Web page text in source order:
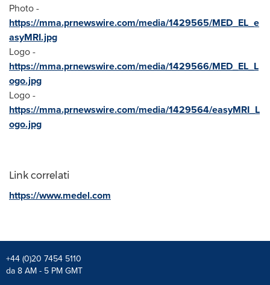
Photo -
https://mma.prnewswire.com/media/1429565/MED_EL_e
asyMRI.jpg
Logo -
https://mma.prnewswire.com/media/1429566/MED_EL_L
ogo.jpg
Logo -
https://mma.prnewswire.com/media/1429564/easyMRI_L
ogo.jpg
Link correlati
https://www.medel.com
+44 (0)20 7454 5110
da 8 AM - 5 PM GMT